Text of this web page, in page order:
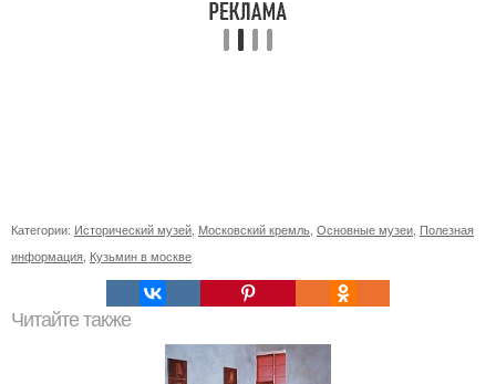
Категории: Исторический музей Московский кремль Основные музеи Полезная
информация Кузьмин в москве
Читайте также